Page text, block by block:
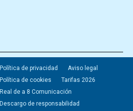
Política de privacidad
Aviso legal
Política de cookies
Tarifas 2026
Real de a 8 Comunicación
Descargo de responsabilidad